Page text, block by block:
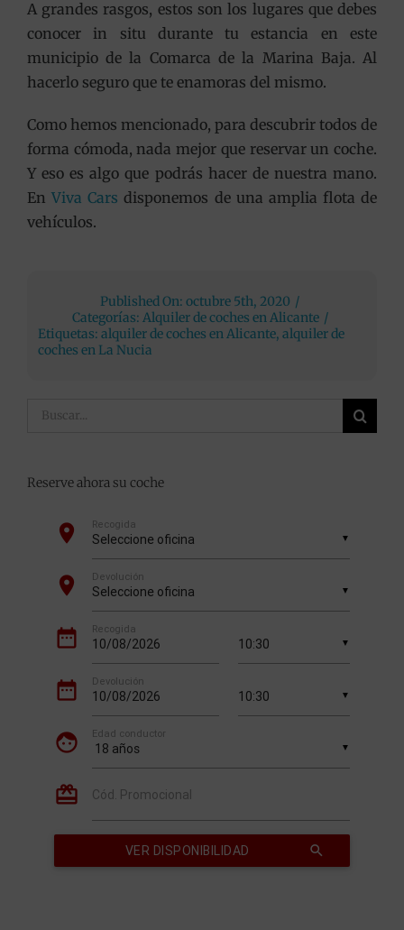
A grandes rasgos, estos son los lugares que debes
conocer in situ durante tu estancia en este
municipio de la Comarca de la Marina Baja. Al
hacerlo seguro que te enamoras del mismo.
Como hemos mencionado, para descubrir todos de
forma cómoda, nada mejor que reservar un coche.
Y eso es algo que podrás hacer de nuestra mano.
EnViva Cars disponemos de una amplia flota de
vehículos.
Published On: octubre 5th, 2020 /
Categorías: Alquiler de coches en Alicante /
Etiquetas: alquiler de coches en Alicante, alquiler de
coches en La Nucia
Buscar:
Reserve ahora su coche